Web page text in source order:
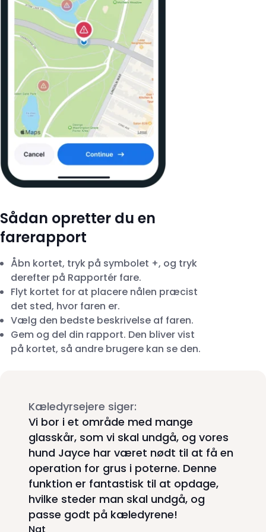
Sådan opretter du en
farerapport
Åbn kortet, tryk på symbolet +, og tryk
derefter på Rapportér fare.
Flyt kortet for at placere nålen præcist
det sted, hvor faren er.
Vælg den bedste beskrivelse af faren.
Gem og del din rapport. Den bliver vist
på kortet, så andre brugere kan se den.
Kæledyrsejere siger:
Vi bor i et område med mange
glasskår, som vi skal undgå, og vores
hund Jayce har været nødt til at få en
operation for grus i poterne. Denne
funktion er fantastisk til at opdage,
hvilke steder man skal undgå, og
passe godt på kæledyrene!